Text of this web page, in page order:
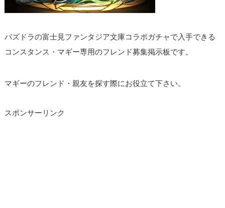
パズドラの富士見ファンタジア文庫コラボガチャで入手できる
コンスタンス・マギー専用のフレンド募集掲示板です。
マギーのフレンド・親友を探す際にお役立て下さい。
スポンサーリンク